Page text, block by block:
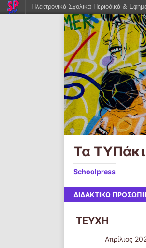
Τα
Schoolpress
ΔΙΔΑΚΤΙΚΟ
ΤΕΥΧΗ
Απρίλιος
Ηλεκτρονικά Σχολικά Περιοδικά &